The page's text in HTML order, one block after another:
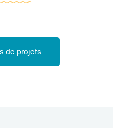
de projets